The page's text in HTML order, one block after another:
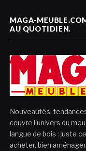
MAGA-
AU QUOTIDIEN.
Nouveautés,
couvre l'univers du
langue de bois : juste
acheter, bien aménager.